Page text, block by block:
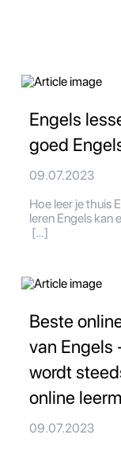
Engels
goed
09.07.2023
Hoe leer je thuis
leren Engels kan
[…]
Beste
van Engels
wordt
online
09.07.2023